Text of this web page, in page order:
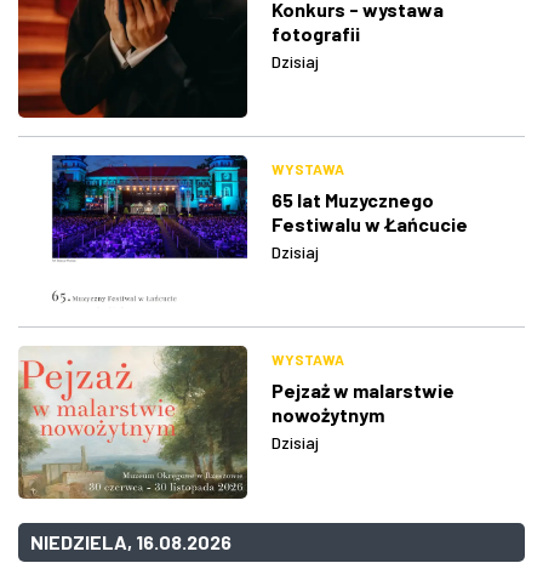
Konkurs - wystawa
fotografii
Dzisiaj
WYSTAWA
65 lat Muzycznego
Festiwalu w Łańcucie
Dzisiaj
WYSTAWA
Pejzaż w malarstwie
nowożytnym
Dzisiaj
NIEDZIELA, 16.08.2026